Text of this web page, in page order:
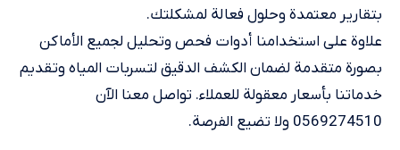
بتقارير معتمدة وحلول فعالة لمشكلتك.
علاوة على استخدامنا أدوات فحص وتحليل لجميع الأماكن
بصورة متقدمة لضمان الكشف الدقيق لتسربات المياه وتقديم
خدماتنا بأسعار معقولة للعملاء. تواصل معنا الآن
0569274510 ولا تضيع الفرصة.